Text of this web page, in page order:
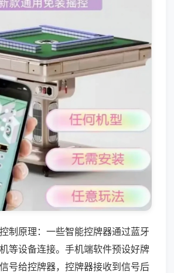
制原理：一些智能控牌器通过蓝牙
等设备连接。手机端软件预设好牌
号给控牌器，控牌器接收到信号后